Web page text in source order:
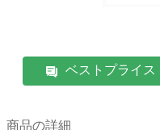
ベストプライス
商品の詳細